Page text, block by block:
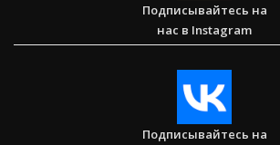
Подписывайтесь на
нас в Instagram
Подписывайтесь на